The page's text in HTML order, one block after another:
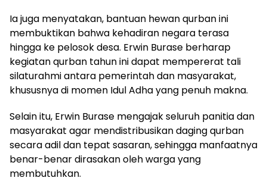
Ia juga menyatakan, bantuan hewan qurban ini
membuktikan bahwa kehadiran negara terasa
hingga ke pelosok desa. Erwin Burase berharap
kegiatan qurban tahun ini dapat mempererat tali
silaturahmi antara pemerintah dan masyarakat,
khususnya di momen Idul Adha yang penuh makna.
Selain itu, Erwin Burase mengajak seluruh panitia dan
masyarakat agar mendistribusikan daging qurban
secara adil dan tepat sasaran, sehingga manfaatnya
benar-benar dirasakan oleh warga yang
membutuhkan.